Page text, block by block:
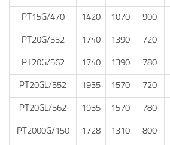
PT15G/470 1420 1070 900
PT20G/552 1740 1390 720
PT20G/562 1740 1390 780
PT20GL/552 1935 1570 720
PT20GL/562 1935 1570 780
PT2000G/150 1728 1310 800